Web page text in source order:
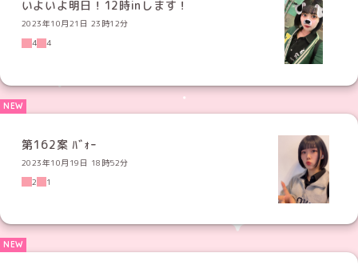
いよいよ明日！12時inします！
2023年10月21日 23時12分
4
4
第162案 ﾊﾞｫｰ
2023年10月19日 18時52分
2
1